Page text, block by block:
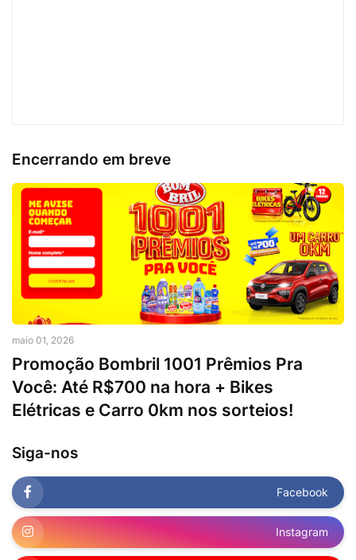
Encerrando em breve
maio 01, 2026
Promoção Bombril 1001 Prêmios Pra
Você: Até R$700 na hora + Bikes
Elétricas e Carro 0km nos sorteios!
Siga-nos
Facebook
Instagram